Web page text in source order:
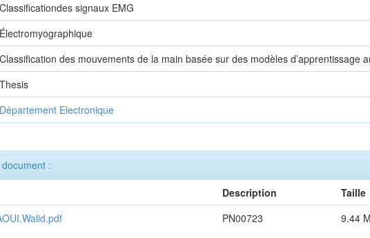
Classificationdes signaux EMG
Électromyographique
Classification des mouvements de la main basée sur des modèles d’apprentissage
Thesis
Département Electronique
:
Description Taille
PN00723 9.44